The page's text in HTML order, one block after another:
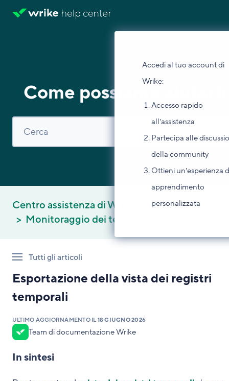
Accedi al tuo account di
Wrike:
Accesso rapido
all'assistenza
Partecipa alle
della community
Ottieni un'esperienza
apprendimento
personalizzata
Come possiamo
Centro assistenza di Wrike
Migliora il tuo
Monitoraggio dei tempi
Tutti gli articoli
Esportazione della vista dei registri
temporali
ULTIMO AGGIORNAMENTO IL 18 GIUGNO 2026
Team di documentazione Wrike
In sintesi